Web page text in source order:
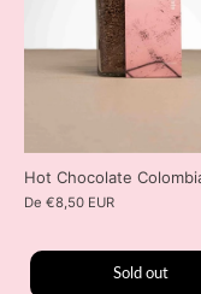
Hot Chocolate
De €8,50 EUR
Sold out